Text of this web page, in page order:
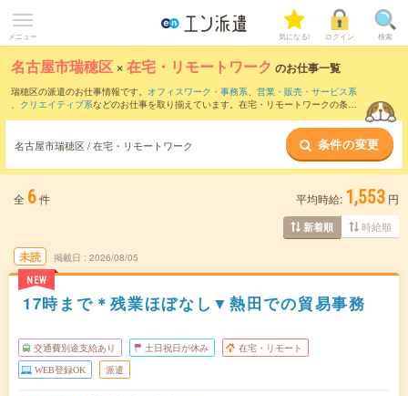
メニュー 気になる! ログイン 検索
名古屋市瑞穂区 ×在宅・リモートワーク のお仕事一覧
瑞穂区の派遣のお仕事情報です。 オフィスワーク・事務系、 営業・販売・サービス系
、 クリエイティブ系などのお仕事を取り揃えています。在宅・リモートワークの条件
名古屋市瑞穂区 / 在宅・リモートワーク 条件の変更
全 6件 平均時給: 1,553 円
新着順 時給順
未読
NEW
掲載日 2026/08/05
17時まで＊残業ほぼなし▼熱田での貿易事務
交通費別途支給あり 土日祝日が休み 在宅・リモート
WEB登録OK 派遣